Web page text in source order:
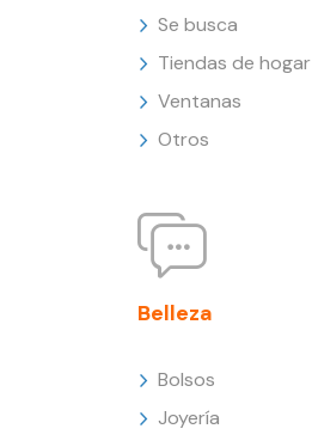
Se busca
Tiendas de hogar
Ventanas
Otros
Belleza
Bolsos
Joyería